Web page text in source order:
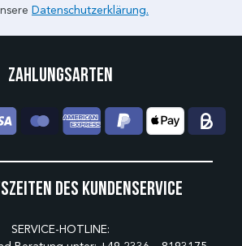
Datenschutzerklärung.
des Kundenservice
SERVICE-HOTLINE:
Zahlungsarten